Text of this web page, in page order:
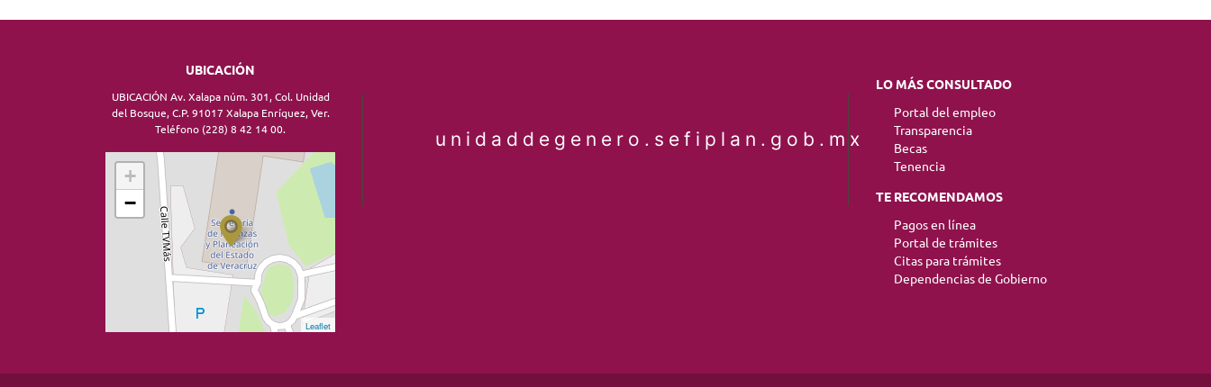
UBICACIÓN
UBICACIÓN Av. Xalapa núm. 301, Col. Unidad
del Bosque, C.P. 91017 Xalapa Enríquez, Ver.
Teléfono (228) 8 42 14 00.
+
−
Leaflet
unidaddegenero.sefiplan.gob.mx
LO MÁS CONSULTADO
Portal del empleo
Transparencia
Becas
Tenencia
TE RECOMENDAMOS
Pagos en línea
Portal de trámites
Citas para trámites
Dependencias de Gobierno